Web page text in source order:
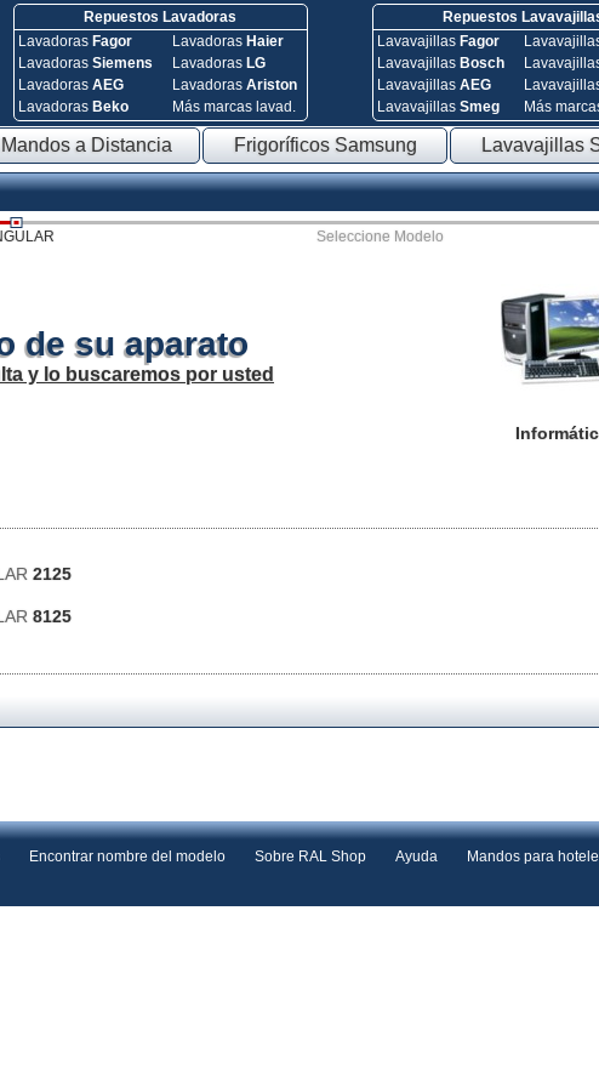
Repuestos Lavadoras
Lavadoras Fagor
Lavadoras Siemens
Lavadoras AEG
Lavadoras Beko
Lavadoras Haier
Lavadoras LG
Lavadoras Ariston
Más marcas lavad.
Repuestos
Lavavajillas Fagor
Lavavajillas Bosch
Lavavajillas AEG
Lavavajillas Smeg
Más
Mandos a Distancia Frigoríficos Samsung Lavavajillas
Seleccione Modelo
de su aparato
y lo buscaremos por usted
2125
8125
Encontrar nombre del modelo Sobre RAL Shop Ayuda Mandos para